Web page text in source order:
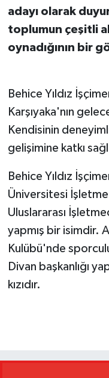
adayı olarak
toplumun çeşitli
oynadığının bir
Behice Yıldız
Karşıyaka'nın
Kendisinin
gelişimine katkı
Behice Yıldız
Üniversitesi
Uluslararası
yapmış bir isimdir.
Kulübü'nde
Divan başkanlığı
kızıdır.